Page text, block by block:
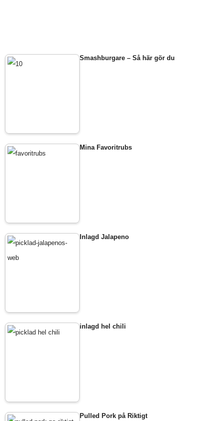
Smashburgare – Så här gör du
Mina Favoritrubs
Inlagd Jalapeno
inlagd hel chili
Pulled Pork på Riktigt